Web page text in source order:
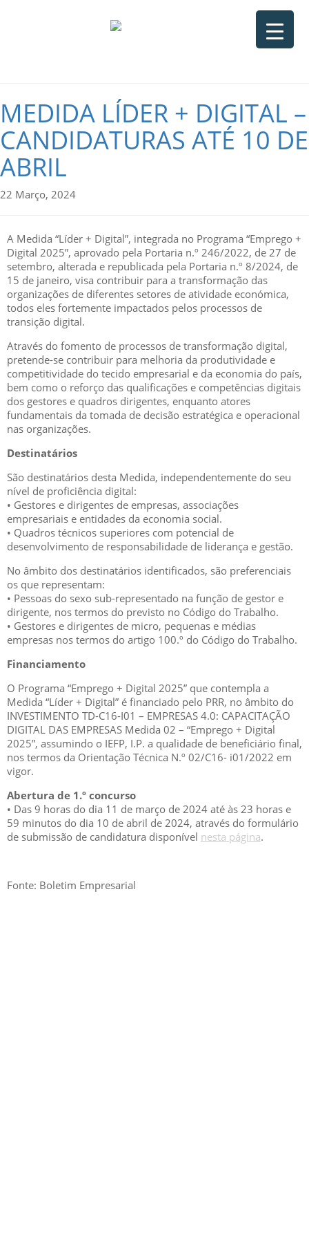
MEDIDA LÍDER + DIGITAL –
CANDIDATURAS ATÉ 10 DE
ABRIL
22 Março, 2024
A Medida “Líder + Digital”, integrada no Programa “Emprego +
Digital 2025”, aprovado pela Portaria n.º 246/2022, de 27 de
setembro, alterada e republicada pela Portaria n.º 8/2024, de
15 de janeiro, visa contribuir para a transformação das
organizações de diferentes setores de atividade económica,
todos eles fortemente impactados pelos processos de
transição digital.
Através do fomento de processos de transformação digital,
pretende-se contribuir para melhoria da produtividade e
competitividade do tecido empresarial e da economia do país,
bem como o reforço das qualificações e competências digitais
dos gestores e quadros dirigentes, enquanto atores
fundamentais da tomada de decisão estratégica e operacional
nas organizações.
Destinatários
São destinatários desta Medida, independentemente do seu
nível de proficiência digital:
• Gestores e dirigentes de empresas, associações
empresariais e entidades da economia social.
• Quadros técnicos superiores com potencial de
desenvolvimento de responsabilidade de liderança e gestão.
No âmbito dos destinatários identificados, são preferenciais
os que representam:
• Pessoas do sexo sub-representado na função de gestor e
dirigente, nos termos do previsto no Código do Trabalho.
• Gestores e dirigentes de micro, pequenas e médias
empresas nos termos do artigo 100.º do Código do Trabalho.
Financiamento
O Programa “Emprego + Digital 2025” que contempla a
Medida “Líder + Digital” é financiado pelo PRR, no âmbito do
INVESTIMENTO TD-C16-I01 – EMPRESAS 4.0: CAPACITAÇÃO
DIGITAL DAS EMPRESAS Medida 02 – “Emprego + Digital
2025”, assumindo o IEFP, I.P. a qualidade de beneficiário final,
nos termos da Orientação Técnica N.º 02/C16- i01/2022 em
vigor.
Abertura de 1.º concurso
• Das 9 horas do dia 11 de março de 2024 até às 23 horas e
59 minutos do dia 10 de abril de 2024, através do formulário
de submissão de candidatura disponível nesta página.
Fonte: Boletim Empresarial